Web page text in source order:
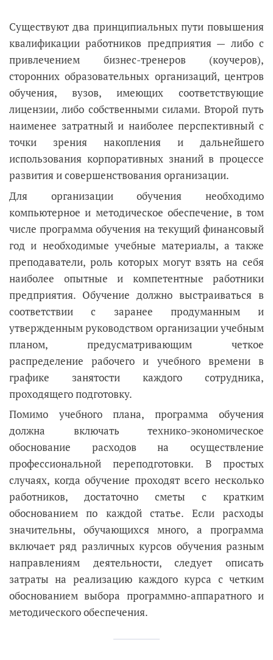
Существуют два принципиальных пути повышения
квалификации работников предприятия — либо с
привлечением бизнес-тренеров (коучеров),
сторонних образовательных организаций, центров
обучения, вузов, имеющих соответствующие
лицензии, либо собственными силами. Второй путь
наименее затратный и наиболее перспективный с
точки зрения накопления и дальнейшего
использования корпоративных знаний в процессе
развития и совершенствования организации.
Для организации обучения необходимо
компьютерное и методическое обеспечение, в том
числе программа обучения на текущий финансовый
год и необходимые учебные материалы, а также
преподаватели, роль которых могут взять на себя
наиболее опытные и компетентные работники
предприятия. Обучение должно выстраиваться в
соответствии с заранее продуманным и
утвержденным руководством организации учебным
планом, предусматривающим четкое
распределение рабочего и учебного времени в
графике занятости каждого сотрудника,
проходящего подготовку.
Помимо учебного плана, программа обучения
должна включать технико-экономическое
обоснование расходов на осуществление
профессиональной переподготовки. В простых
случаях, когда обучение проходят всего несколько
работников, достаточно сметы с кратким
обоснованием по каждой статье. Если расходы
значительны, обучающихся много, а программа
включает ряд различных курсов обучения разным
направлениям деятельности, следует описать
затраты на реализацию каждого курса с четким
обоснованием выбора программно-аппаратного и
методического обеспечения.